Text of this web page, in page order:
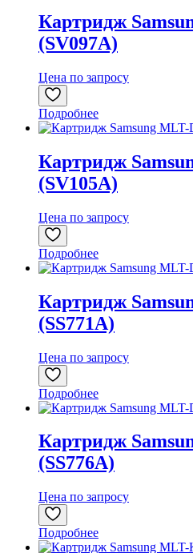
Картридж
(SV097A)
Цена по запросу
Подробнее
Картридж
(SV105A)
Цена по запросу
Подробнее
Картридж
(SS771A)
Цена по запросу
Подробнее
Картридж
(SS776A)
Цена по запросу
Подробнее